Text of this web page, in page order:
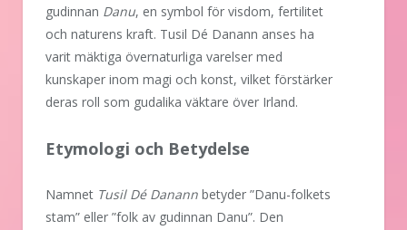
gudinnan Danu, en symbol för visdom, fertilitet
och naturens kraft. Tusil Dé Danann anses ha
varit mäktiga övernaturliga varelser med
kunskaper inom magi och konst, vilket förstärker
deras roll som gudalika väktare över Irland.
Etymologi och Betydelse
Namnet Tusil Dé Danann betyder ”Danu-folkets
stam” eller ”folk av gudinnan Danu”. Den